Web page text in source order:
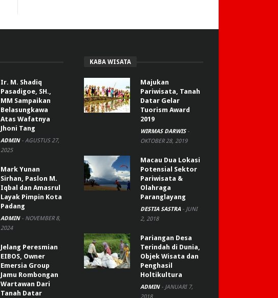
Ir. M. Shadiq
Pasadigoe, SH.,
MM Sampaikan
Belasungkawa
Atas Wafatnya
Jhoni Tang
ADMIN - AGUSTUS 27,
2025
Mark Yunan
Sirhan, Paslon M.
Iqbal dan Amasrul
Layak Pimpin Kota
Padang
ADMIN - NOVEMBER 8,
2024
Jelang Peresmian
EIBOS, Owner
Emersia Group
Jamu Rombongan
Wartawan Dari
Tanah Datar
KABA WISATA
Majukan
Pariwisata, Tanah
Datar Gelar
Tuorism Award
2019
WIRMAS DARWIS -
OKTOBER 28, 2019
Macau Dua Lokasi
Potensial Sektor
Pariwisata &
Olahraga
Paranglayang
DESTIA SASTRA - JUNI
2, 2018
Pariangan Desa
Terindah di Dunia,
Objek Wisata dan
Penghasil
Holtikultura
ADMIN - JANUARI 7,
2018